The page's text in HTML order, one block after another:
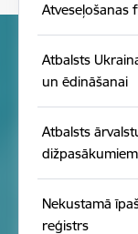
Atveseļošanas
Atbalsts
un ēdināšanai
Atbalsts
Nekustamā
reģistrs